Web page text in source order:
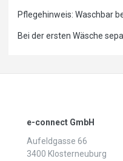
Pflegehinweis: Waschbar
Bei der ersten Wäsche
e-connect GmbH
Aufeldgasse 66
3400 Klosterneuburg